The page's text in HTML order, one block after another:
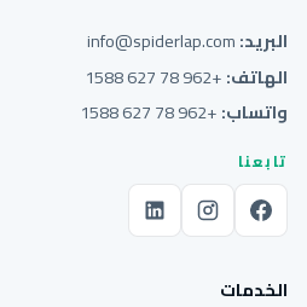
البريد:info@spiderlap.com
الهاتف:+962 78 627 1588
واتساب:+962 78 627 1588
تابعنا
الخدمات